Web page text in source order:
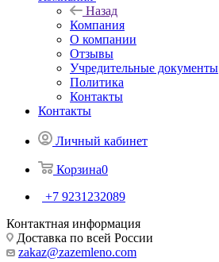
Назад
Компания
О компании
Отзывы
Учредительные документы
Политика
Контакты
Контакты
Личный кабинет
Корзина0
+7 9231232089
Контактная информация
Доставка по всей России
zakaz@zazemleno.com